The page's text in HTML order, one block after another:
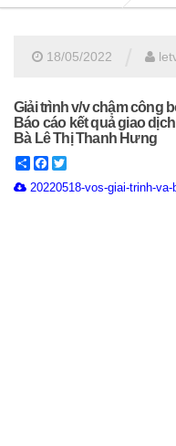
18/05/2022
Giải trình v/v chậm công
Báo cáo kết quả giao
Bà Lê Thị Thanh Hưng
ShareFacebook
20220518-vos-giai-trinh-